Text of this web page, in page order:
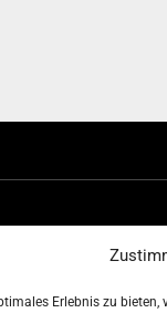
Erlebnis zu bieten,